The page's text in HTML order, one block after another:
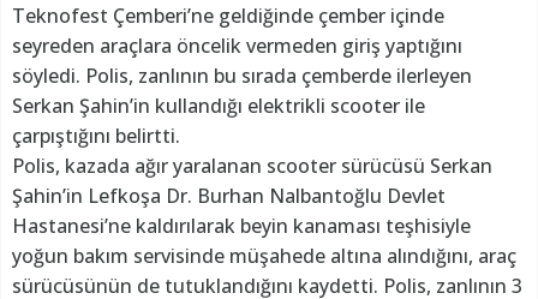
Teknofest Çemberi’ne geldiğinde çember içinde
seyreden araçlara öncelik vermeden giriş yaptığını
söyledi. Polis, zanlının bu sırada çemberde ilerleyen
Serkan Şahin’in kullandığı elektrikli scooter ile
çarpıştığını belirtti.
Polis, kazada ağır yaralanan scooter sürücüsü Serkan
Şahin’in Lefkoşa Dr. Burhan Nalbantoğlu Devlet
Hastanesi’ne kaldırılarak beyin kanaması teşhisiyle
yoğun bakım servisinde müşahede altına alındığını, araç
sürücüsünün de tutuklandığını kaydetti. Polis, zanlının 3